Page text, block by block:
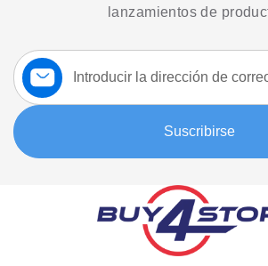
lanzamientos de
Suscríbase
a
nuestro
boletín:
Suscribirse